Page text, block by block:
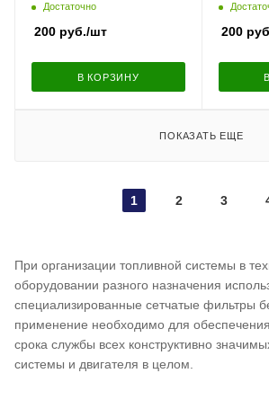
Достаточно
200 руб./шт
В КОРЗИНУ
200
ПОКАЗАТЬ ЕЩЕ
1 2 3
При организации топливной системы в
оборудовании разного назначения
специализированные сетчатые фильтры
применение необходимо для
срока службы всех конструктивно
системы и двигателя в целом.